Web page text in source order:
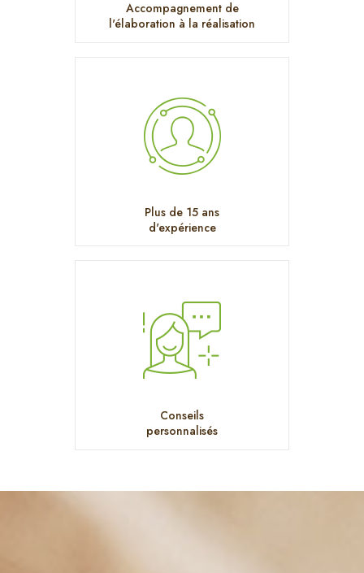
Accompagnement de
l'élaboration à la réalisation
Plus de 15 ans
d'expérience
Conseils
personnalisés